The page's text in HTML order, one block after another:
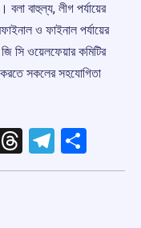
বলা বাহুল্য, লীগ পর্যায়ের
ও ফাইনাল পর্যায়ের
সি ওয়েলফেয়ার কমিটির
সকলের সহযোগিতা
Threads